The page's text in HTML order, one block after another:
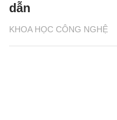
KHOA HỌC CÔNG NGHỆ
dẫn